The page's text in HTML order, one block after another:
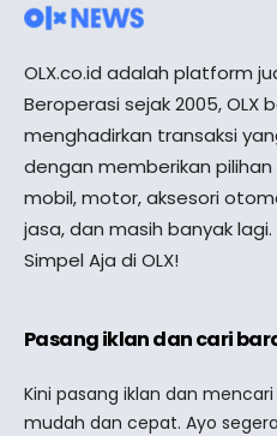
OLX.co.id adalah platform
Beroperasi sejak 2005, OLX
menghadirkan transaksi
dengan memberikan
mobil, motor, aksesori
jasa, dan masih banyak
Simpel Aja di OLX!
Pasang iklan dan cari
Kini pasang iklan dan
mudah dan cepat. Ayo